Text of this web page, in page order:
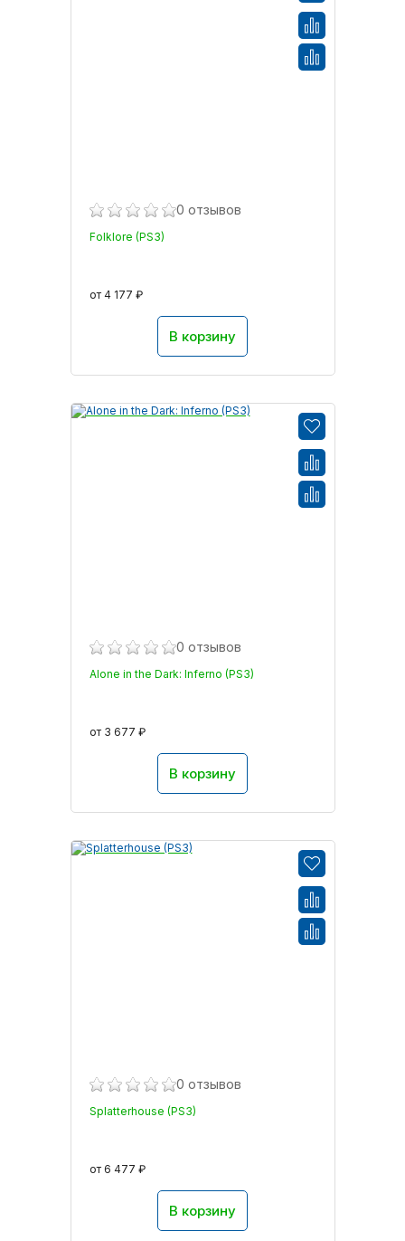
0 отзывов
Folklore (PS3)
от 4 177 ₽
В корзину
0 отзывов
Alone in the Dark: Inferno (PS3)
от 3 677 ₽
В корзину
0 отзывов
Splatterhouse (PS3)
от 6 477 ₽
В корзину